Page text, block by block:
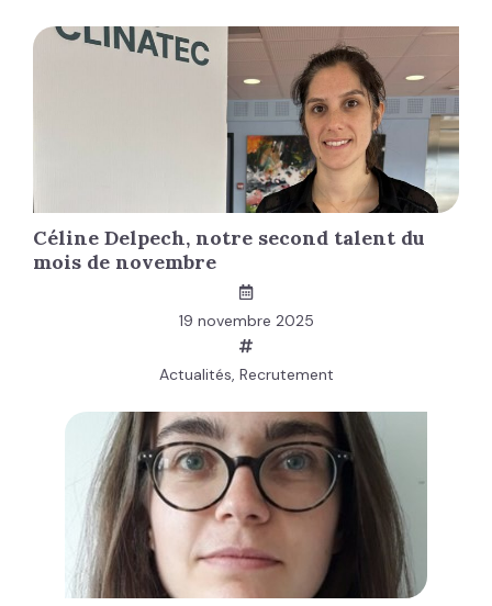
Céline Delpech, notre second talent du
mois de novembre
19 novembre 2025
Actualités, Recrutement